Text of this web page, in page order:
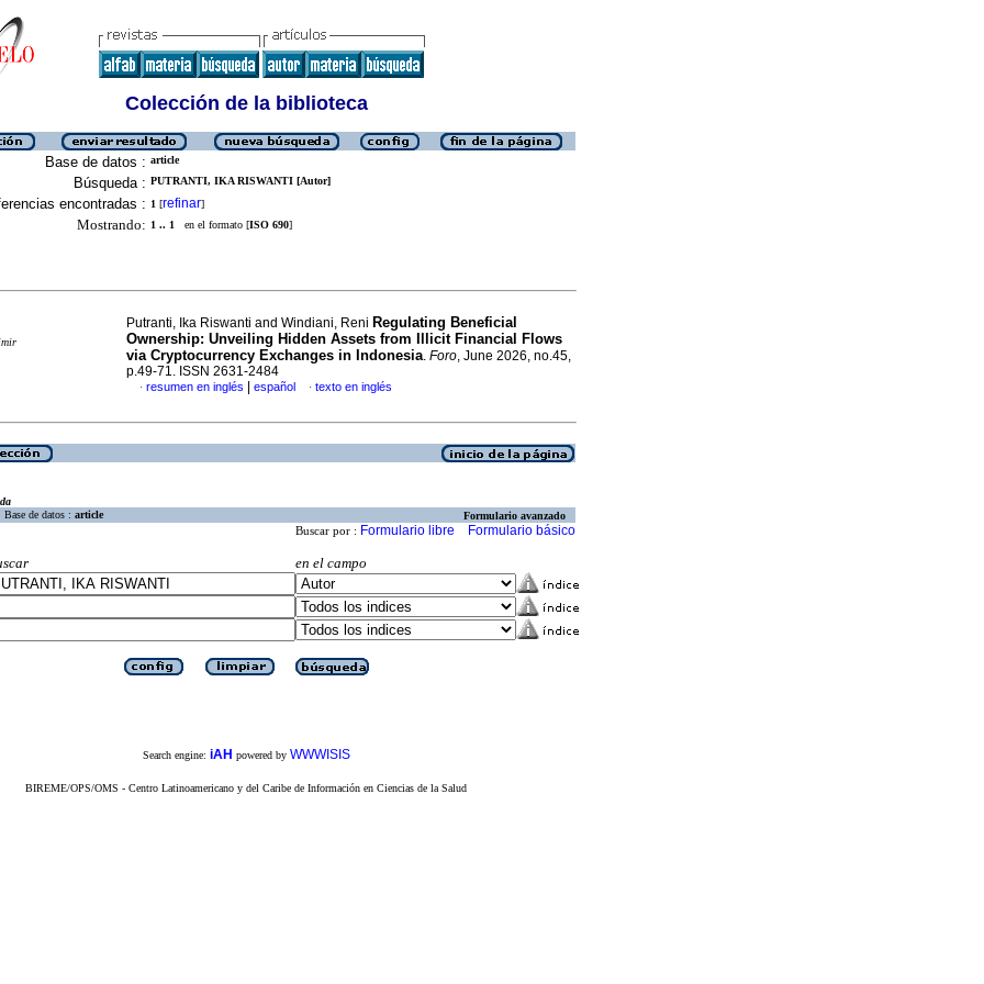
Colección de la biblioteca
Base de datos : article
Búsqueda : PUTRANTI, IKA RISWANTI [Autor]
encontradas : 1 [refinar]
Mostrando: 1 .. 1 en el formato [ISO 690]
Putranti, Ika Riswanti and Windiani, Reni Regulating Beneficial
Ownership: Unveiling Hidden Assets from Illicit Financial Flows
via Cryptocurrency Exchanges in Indonesia. Foro, June 2026, no.45,
p.49-71. ISSN 2631-2484
· resumen en inglés español · texto en inglés
Base de datos : article Formulario avanzado
Buscar por : Formulario libre Formulario básico
en el campo
Search engine: iAH powered by WWWISIS
BIREME/OPS/OMS - Centro Latinoamericano y del Caribe de Información en Ciencias de la Salud